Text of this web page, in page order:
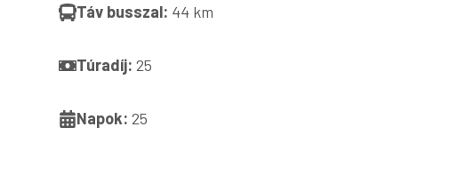
Táv busszal: 44 km
Túradíj: 25
Napok: 25